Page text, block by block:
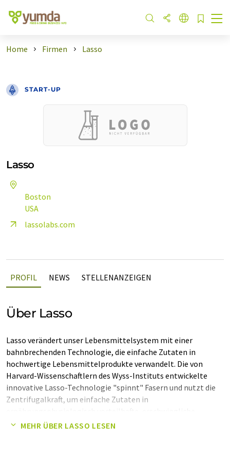
Home Firmen Lasso
START-UP
Lasso
Boston
USA
lassolabs.com
PROFIL NEWS STELLENANZEIGEN
Über Lasso
Lasso verändert unser Lebensmittelsystem mit einer
bahnbrechenden Technologie, die einfache Zutaten in
hochwertige Lebensmittelprodukte verwandelt. Die von
Harvard-Wissenschaftlern des Wyss-Instituts entwickelte
innovative Lasso-Technologie "spinnt" Fasern und nutzt die
Zentrifugalkraft, um einfache Zutaten in
Lebensmittelprodukte umzuwandeln. Mit mehr als 1.000
MEHR ÜBER LASSO LESEN